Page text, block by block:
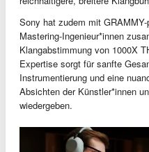
Sony hat zudem mit
Mastering-Ingenieur*innen
Klangabstimmung von 1000X
Expertise sorgt für sanfte
Instrumentierung und eine
Absichten der Künstler*innen
wiedergeben.